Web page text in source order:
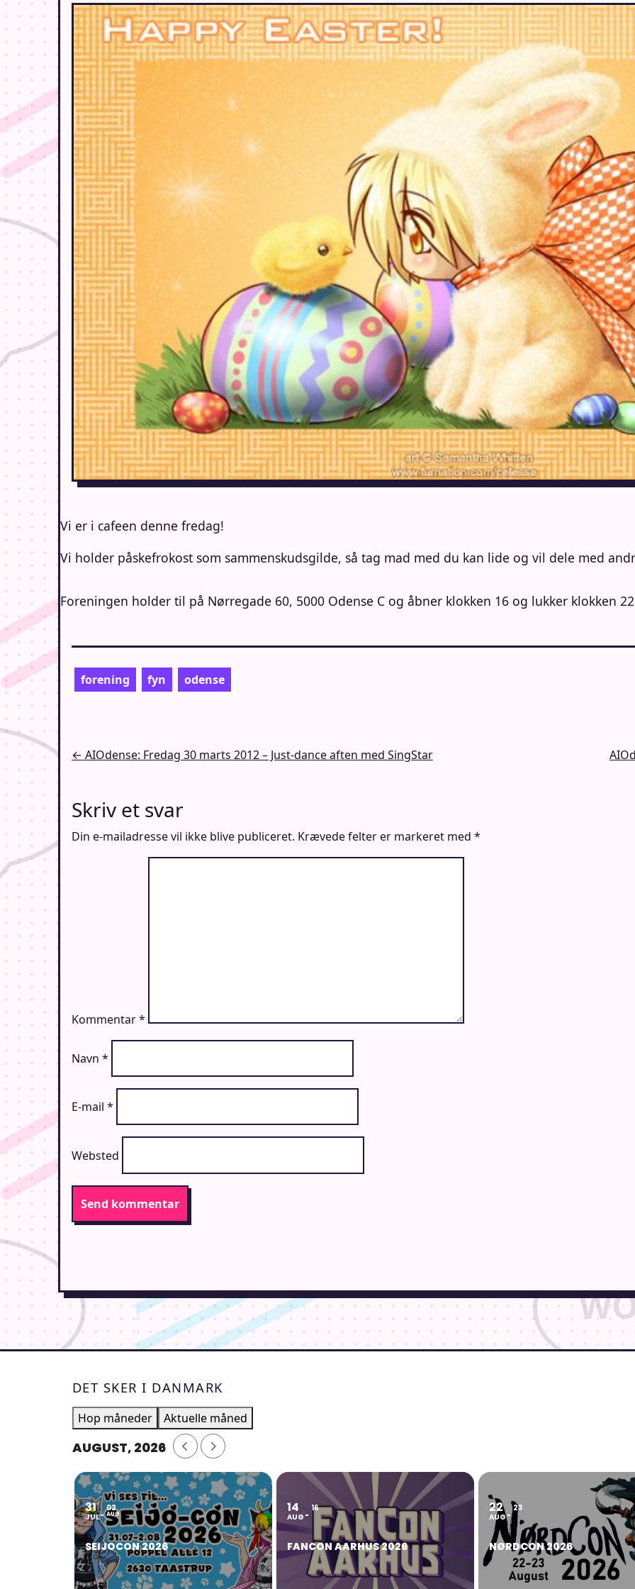
Vi er i cafeen denne fredag!
Vi holder påskefrokost som sammenskudsgilde, så tag mad med du kan lide og vil dele med
Foreningen holder til på Nørregade 60, 5000 Odense C og åbner klokken 16 og lukker klokken
forening fyn odense
Indlægsnavigation
← AIOdense: Fredag 30 marts 2012 – Just-dance aften med SingStar
Skriv et svar
Din e-mailadresse vil ikke blive publiceret. Krævede felter er markeret med *
Kommentar*
Navn *
E-mail *
Websted
DET SKER I DANMARK
Hop måneder Aktuelle måned
AUGUST, 2026
31
JUL
02
AUG
SEIJOCON 2026
14
AUG
16
FANCON AARHUS 2026
22
AUG
23
NØRDCON 2026